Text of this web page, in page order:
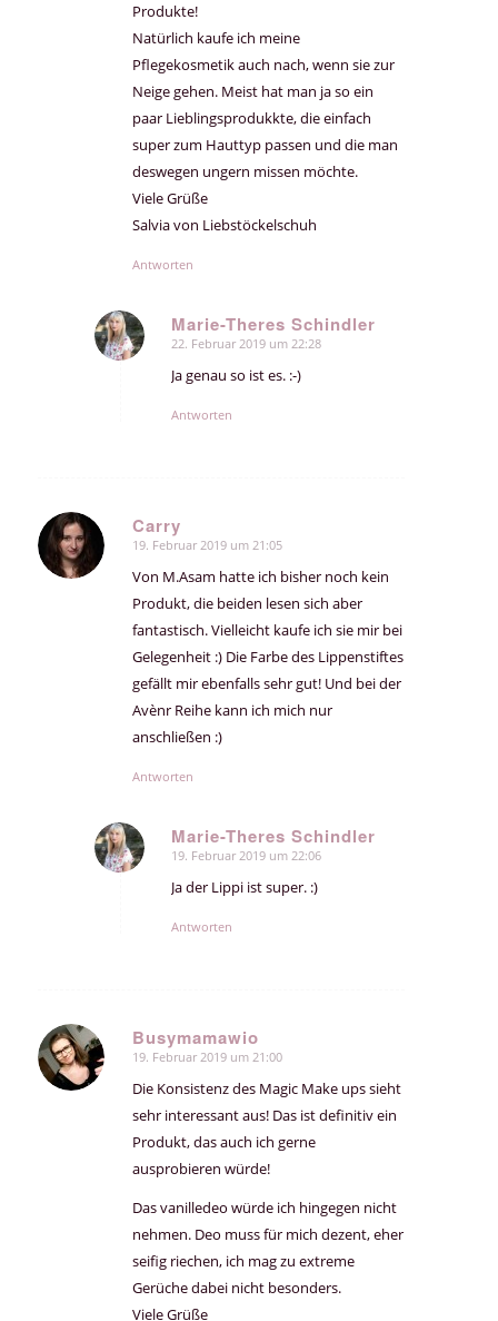
Produkte!
Natürlich kaufe ich meine
Pflegekosmetik auch nach, wenn sie zur
Neige gehen. Meist hat man ja so ein
paar Lieblingsprodukkte, die einfach
super zum Hauttyp passen und die man
deswegen ungern missen möchte.
Viele Grüße
Salvia von Liebstöckelschuh
Antworten
Marie-Theres Schindler
sagte:
22. Februar 2019 um 22:28
Ja genau so ist es. :-)
Antworten
Carry
sagte:
19. Februar 2019 um 21:05
Von M.Asam hatte ich bisher noch kein
Produkt, die beiden lesen sich aber
fantastisch. Vielleicht kaufe ich sie mir bei
Gelegenheit :) Die Farbe des Lippenstiftes
gefällt mir ebenfalls sehr gut! Und bei der
Avènr Reihe kann ich mich nur
anschließen :)
Antworten
Marie-Theres Schindler
sagte:
19. Februar 2019 um 22:06
Ja der Lippi ist super. :)
Antworten
Busymamawio
sagte:
19. Februar 2019 um 21:00
Die Konsistenz des Magic Make ups sieht
sehr interessant aus! Das ist definitiv ein
Produkt, das auch ich gerne
ausprobieren würde!
Das vanilledeo würde ich hingegen nicht
nehmen. Deo muss für mich dezent, eher
seifig riechen, ich mag zu extreme
Gerüche dabei nicht besonders.
Viele Grüße